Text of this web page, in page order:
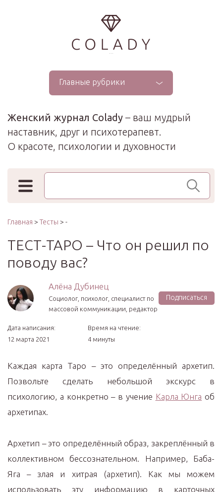
...
Главные рубрики
Женский журнал Colady – ваш мудрый
наставник, друг и психотерапевт.
О красоте, психологии и духовности
Поиск по сайту
Главная > Тесты > -
ТЕСТ-ТАРО – Что он решил по
поводу вас?
Алёна Дубинец
Социолог, психолог, специалист по
массовой коммуникации, редактор
Подписаться
Дата написания:
12 марта 2021
Время на чтение:
4 минуты
Каждая карта Таро – это определённый архетип.
Позвольте сделать небольшой экскурс в
психологию, а конкретно – в учение Карла Юнга об
архетипах.
Архетип – это определённый образ, закреплённый в
коллективном бессознательном. Например, Баба-
Яга – злая и хитрая (архетип). Как мы можем
использовать эту информацию в карточных